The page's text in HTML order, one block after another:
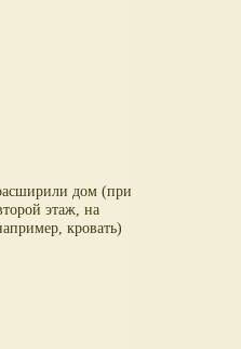
дом (при
этаж, на
кровать)